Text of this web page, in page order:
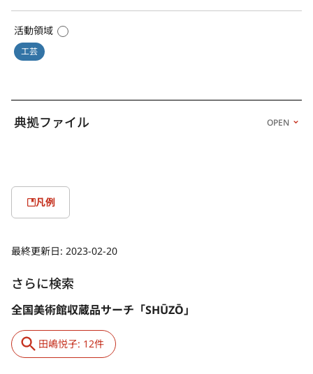
活動領域
工芸
典拠ファイル OPEN
凡例
最終更新日: 2023-02-20
さらに検索
全国美術館収蔵品サーチ「SHŪZŌ」
田嶋悦子: 12件